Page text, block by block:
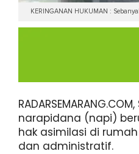
KERINGANAN HUKUMAN :
narapidana (napi)
hak asimilasi di
dan administratif.